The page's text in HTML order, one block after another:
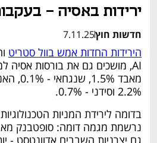
ירידות באסיה -
חדשות חוץ7.11.25
הירידות החדות אמש בוול סטריט
2.2% וסידני - 0.7%.